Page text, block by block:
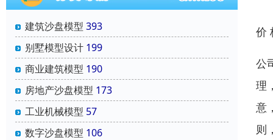
建筑沙盘模型 393
别墅模型设计 199
商业建筑模型 190
房地产沙盘模型 173
工业机械模型 57
数字沙盘模型 106
价
公
理
意
则